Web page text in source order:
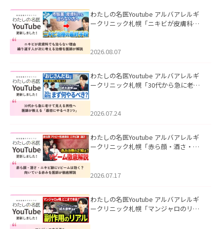
わたしの名医Youtube アルバアレルギ
ークリニック札幌「ニキビが皮膚科で
ました。
2026.08.07
わたしの名医Youtube アルバアレルギ
ークリニック札幌「30代から急に老け
た。
2026.07.24
わたしの名医Youtube アルバアレルギ
ークリニック札幌「赤ら顔・酒さ・ニ
した。
2026.07.17
わたしの名医Youtube アルバアレルギ
ークリニック札幌「マンジャロのリア